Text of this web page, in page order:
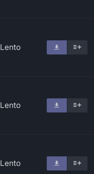
Lento
Lento
Lento